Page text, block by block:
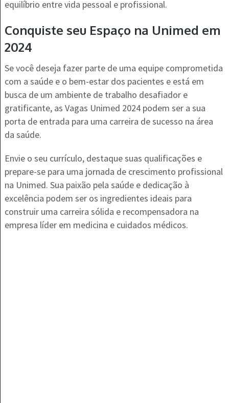
equilíbrio entre vida pessoal e profissional.
Conquiste seu Espaço na Unimed em
2024
Se você deseja fazer parte de uma equipe comprometida
com a saúde e o bem-estar dos pacientes e está em
busca de um ambiente de trabalho desafiador e
gratificante, as Vagas Unimed 2024 podem ser a sua
porta de entrada para uma carreira de sucesso na área
da saúde.
Envie o seu currículo, destaque suas qualificações e
prepare-se para uma jornada de crescimento profissional
na Unimed. Sua paixão pela saúde e dedicação à
excelência podem ser os ingredientes ideais para
construir uma carreira sólida e recompensadora na
empresa líder em medicina e cuidados médicos.